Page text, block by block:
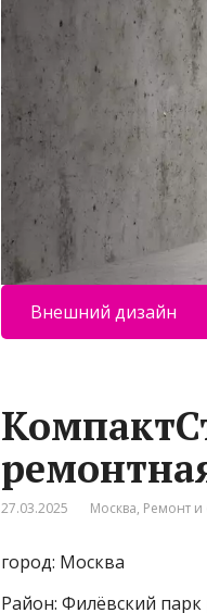
Внешний дизайн
27.03.2025 Москва, Ремонт
город: Москва
Район: Филёвский парк